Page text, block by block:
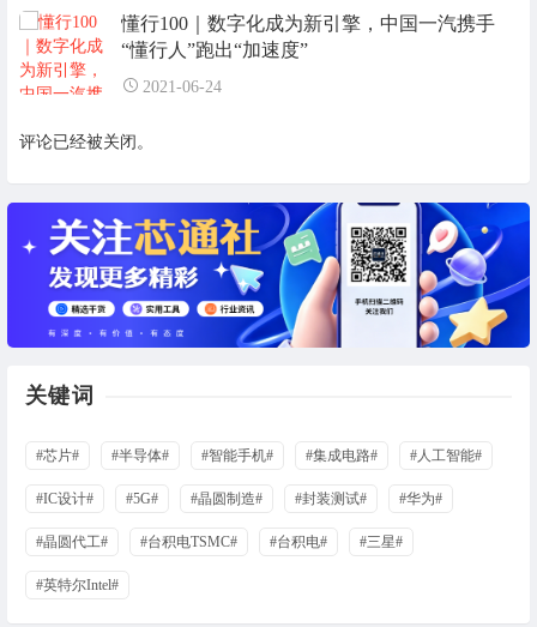
懂行100｜数字化成为新引擎，中国一汽携手
“懂行人”跑出“加速度”
2021-06-24
评论已经被关闭。
关键词
#芯片# #半导体# #智能手机# #集成电路# #人工智能#
#IC设计# #5G# #晶圆制造# #封装测试# #华为#
#晶圆代工# #台积电TSMC# #台积电# #三星#
#英特尔Intel#